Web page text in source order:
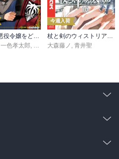
町人Ａは悪役令嬢をどうしても救いたい ～どぶと空と氷の姫君～１０【電子書店共通特典イラスト付】
一色孝太郎, Parum
今週入荷
杖と剣のウィストリア（１６）
大森藤ノ , 青井聖